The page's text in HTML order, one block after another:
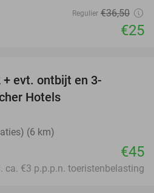
Regulier €36,50
€25
+ evt. ontbijt en 3-
Hotels
(6 km)
€45
ca. €3 p.p.p.n. toeristenbelasting